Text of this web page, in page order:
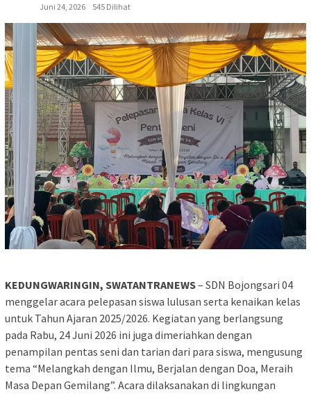
Juni 24, 2026
545 Dilihat
KEDUNGWARINGIN, SWATANTRANEWS– SDN Bojongsari 04
menggelar acara pelepasan siswa lulusan serta kenaikan kelas
untuk Tahun Ajaran 2025/2026. Kegiatan yang berlangsung
pada Rabu, 24 Juni 2026 ini juga dimeriahkan dengan
penampilan pentas seni dan tarian dari para siswa, mengusung
tema “Melangkah dengan Ilmu, Berjalan dengan Doa, Meraih
Masa Depan Gemilang”. Acara dilaksanakan di lingkungan